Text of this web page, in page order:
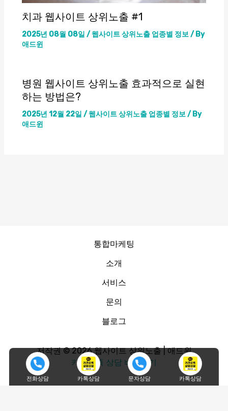
전화상담 카톡상담 문자상담 카톡상담
치과 웹사이트 상위노출 #1
2025년 08월 08일 / 웹사이트 상위노출 업종별 정보/ By
애드윈
병원 웹사이트 상위노출 효과적으로 실현
하는 방법은?
2025년 12월 22일 / 웹사이트 상위노출 업종별 정보/ By
애드윈
통합마케팅
소개
서비스
문의
블로그
저작권 © 2026 웹사이트 상위노출 | 애드윈
카카오톡 상담 바로가기